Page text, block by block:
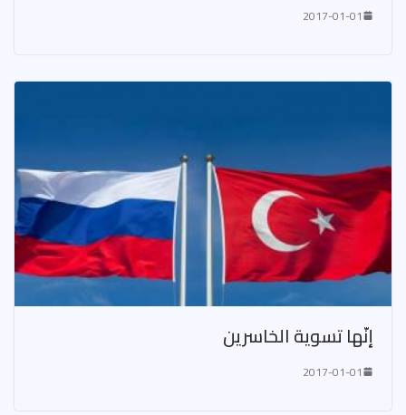
2017-01-01
إنّها تسوية الخاسرين
2017-01-01